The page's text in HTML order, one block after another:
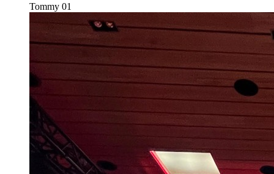
Tommy 01